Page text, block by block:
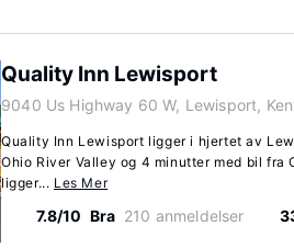
Quality Inn Lewisport
9040 Us Highway 60 W, Lewisport,
Quality Inn Lewisport ligger i hjertet av
Ohio River Valley og 4 minutter med bil fra
ligger... Les Mer
7.8/10 Bra 210 anmeldelser